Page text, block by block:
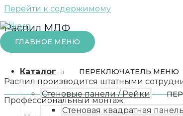
Перейти к содержимому
ГЛАВНОЕ МЕНЮ
Каталог ПЕРЕКЛЮЧАТЕЛЬ МЕНЮ
Стеновые панели / Рейки
Стеновая квадратная
Распил МДФ
Распил производится штатными